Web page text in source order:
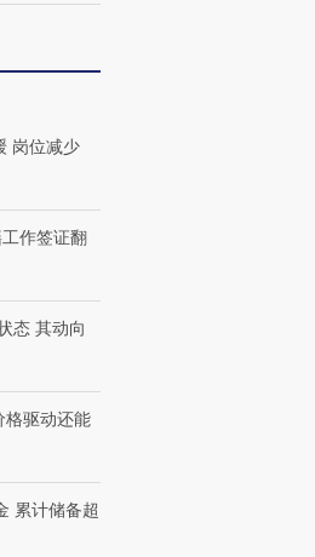
岗位减少
作签证翻
态 其动向
格驱动还能
累计储备超